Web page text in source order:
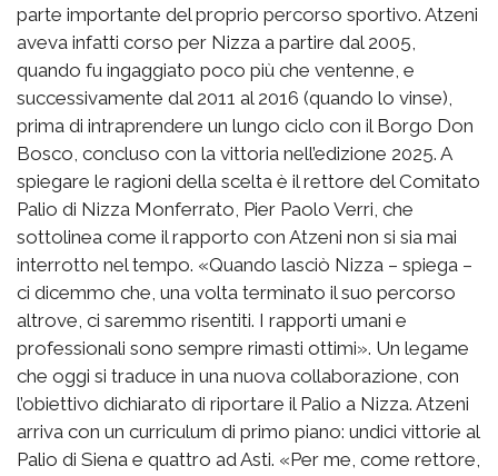
parte importante del proprio percorso sportivo. Atzeni
aveva infatti corso per Nizza a partire dal 2005,
quando fu ingaggiato poco più che ventenne, e
successivamente dal 2011 al 2016 (quando lo vinse),
prima di intraprendere un lungo ciclo con il Borgo Don
Bosco, concluso con la vittoria nell’edizione 2025. A
spiegare le ragioni della scelta è il rettore del Comitato
Palio di Nizza Monferrato, Pier Paolo Verri, che
sottolinea come il rapporto con Atzeni non si sia mai
interrotto nel tempo. «Quando lasciò Nizza – spiega –
ci dicemmo che, una volta terminato il suo percorso
altrove, ci saremmo risentiti. I rapporti umani e
professionali sono sempre rimasti ottimi». Un legame
che oggi si traduce in una nuova collaborazione, con
l’obiettivo dichiarato di riportare il Palio a Nizza. Atzeni
arriva con un curriculum di primo piano: undici vittorie al
Palio di Siena e quattro ad Asti. «Per me, come rettore,